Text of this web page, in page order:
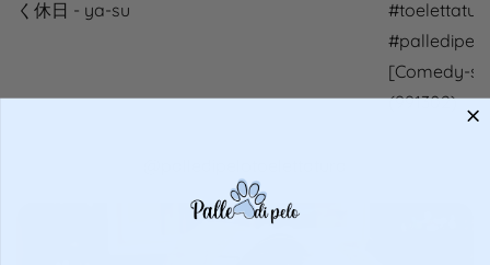
く休日 - ya-su
#palledipelo
[Comedy-
(991302) -